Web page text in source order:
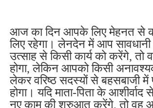
आज का दिन आपके लिए मेहनत से
लिए रहेगा। लेनदेन में आप
उत्साह से किसी कार्य को करेंगे, तो
होगा, लेकिन आपको किसी
लेकर वरिष्ठ सदस्यों से बहसबाजी
होगा। यदि माता-पिता के
नए काम की शुरुआत करेंगे, तो वह